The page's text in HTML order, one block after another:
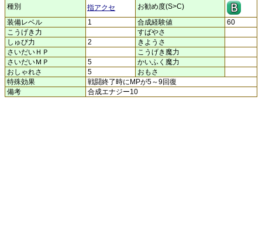
種別 指アクセ
お勧め度(S>C)
装備レベル
1 合成経験値
60
こうげき力
すばやさ
しゅび力
2
きようさ
さいだいＨＰ
こうげき魔力
さいだいＭＰ
5
かいふく魔力
おしゃれさ
5
おもさ
特殊効果
戦闘終了時にMPが5～9回復
備考
合成エナジー10